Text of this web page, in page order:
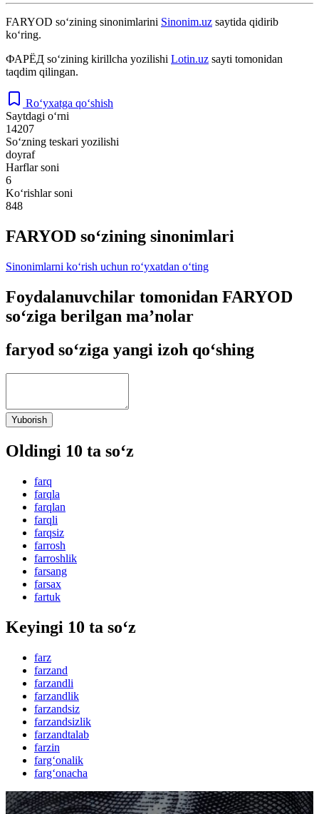
FARYOD so‘zining sinonimlarini Sinonim.uz saytida qidirib
ko‘ring.
ФАРЁД so‘zining kirillcha yozilishi Lotin.uz sayti tomonidan
taqdim qilingan.
Ro‘yxatga qo‘shish
Saytdagi o‘rni
14207
So‘zning teskari yozilishi
doyraf
Harflar soni
6
Ko‘rishlar soni
848
FARYOD so‘zining sinonimlari
Sinonimlarni ko‘rish uchun ro‘yxatdan o‘ting
Foydalanuvchilar tomonidan FARYOD
so‘ziga berilgan ma’nolar
faryod so‘ziga yangi izoh qo‘shing
Yuborish
Oldingi 10 ta so‘z
farq
farqla
farqlan
farqli
farqsiz
farrosh
farroshlik
farsang
farsax
fartuk
Keyingi 10 ta so‘z
farz
farzand
farzandli
farzandlik
farzandsiz
farzandsizlik
farzandtalab
farzin
farg‘onalik
farg‘onacha